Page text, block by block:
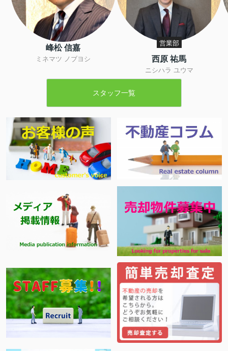
峰松 信嘉
ミネマツ ノブヨシ
営業部
西原 祐馬
ニシハラ ユウマ
スタッフ一覧